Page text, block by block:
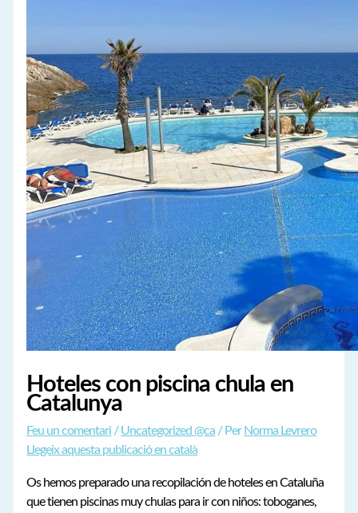
Hoteles con piscina chula en
Catalunya
Feu un comentari /Uncategorized @ca / Per Norma Levrero
Llegeix aquesta publicació en català
Os hemos preparado una recopilación de hoteles en Cataluña
que tienen piscinas muy chulas para ir con niños: toboganes,